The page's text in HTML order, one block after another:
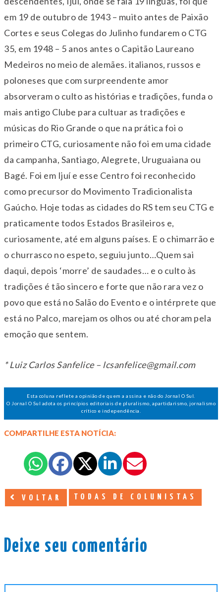
em 19 de outubro de 1943 – muito antes de Paixão
Cortes e seus Colegas do Julinho fundarem o CTG
35, em 1948 – 5 anos antes o Capitão Laureano
Medeiros no meio de alemães. italianos, russos e
poloneses que com surpreendente amor
absorveram o culto as histórias e tradições, funda o
mais antigo Clube para cultuar as tradições e
músicas do Rio Grande o que na prática foi o
primeiro CTG, curiosamente não foi em uma cidade
da campanha, Santiago, Alegrete, Uruguaiana ou
Bagé. Foi em Ijuí e esse Centro foi reconhecido
como precursor do Movimento Tradicionalista
Gaúcho. Hoje todas as cidades do RS tem seu CTG e
praticamente todos Estados Brasileiros e,
curiosamente, até em alguns países. E o chimarrão e
o churrasco no espeto, seguiu junto…Quem sai
daqui, depois ‘morre’ de saudades… e o culto às
tradições é tão sincero e forte que não rara vez o
povo que está no Salão do Evento e o intérprete que
está no Palco, marejam os olhos ou até choram pela
emoção que sentem.
* Luiz Carlos Sanfelice – lcsanfelice@gmail.com
Esta coluna reflete a opinião de quem a assina e não do Jornal O Sul.
O Jornal O Sul adota os princípios editoriais de pluralismo, apartidarismo, jornalismo
crítico e independência.
COMPARTILHE ESTA NOTÍCIA:
VOLTAR TODAS DE COLUNISTAS
Deixe seu comentário